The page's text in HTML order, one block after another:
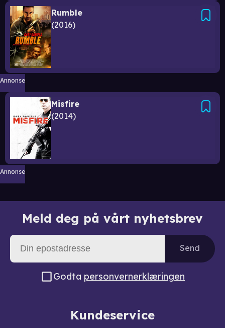
Rumble
2016
Annonse
Misfire
2014
Annonse
Meld deg på vårt nyhetsbrev
Send
Godta personvernerklæringen
Kundeservice